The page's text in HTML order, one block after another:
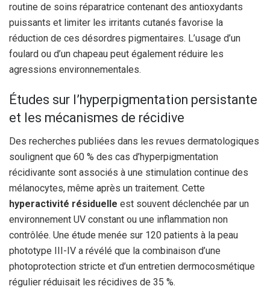
routine de soins réparatrice contenant des antioxydants
puissants et limiter les irritants cutanés favorise la
réduction de ces désordres pigmentaires. L’usage d’un
foulard ou d’un chapeau peut également réduire les
agressions environnementales.
Études sur l’hyperpigmentation persistante
et les mécanismes de récidive
Des recherches publiées dans les revues dermatologiques
soulignent que 60 % des cas d’hyperpigmentation
récidivante sont associés à une stimulation continue des
mélanocytes, même après un traitement. Cette
hyperactivité résiduelle est souvent déclenchée par un
environnement UV constant ou une inflammation non
contrôlée. Une étude menée sur 120 patients à la peau
phototype III-IV a révélé que la combinaison d’une
photoprotection stricte et d’un entretien dermocosmétique
régulier réduisait les récidives de 35 %.